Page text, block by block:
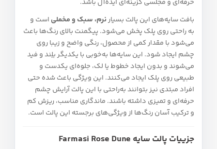
بافت سایه‌های این پالت بسیارنرم، سبک و مخملی است و
به‌ راحتی روی پلک پخش می‌شود. پیگمنت بالای رنگ‌ها باعث
می‌شود با مقدار کمی از محصول، رنگی واضح و زیبا روی
چشم ایجاد شود. این سایه‌ها به‌خوبی با یکدیگر بلِند و فید
می‌شوند و بدون ایجاد خطوط یا لک، جلوه‌ای یکدست و
طبیعی روی پلک ایجاد می‌کنند. این ویژگی باعث شده حتی
افراد مبتدی نیز بتوانند به‌راحتی با این پالت آرایش چشم
حرفه‌ای و تمیزی داشته باشند. ماندگاری مناسب، ریزش کم
و ترکیب آسان رنگ‌ها از ویژگی‌های برجسته این پالت است.
جزییات پالت سایه Farmasi Rose Dune